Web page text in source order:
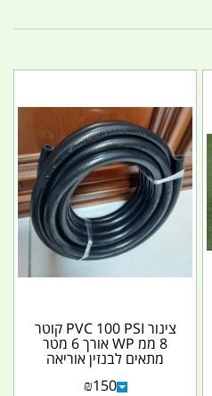
צינור PVC 100 PSI קוטר
8 ממ WP אורך 6 מטר
מתאים לבנזין אוריאה
סולר ומים ריסוס...
₪150